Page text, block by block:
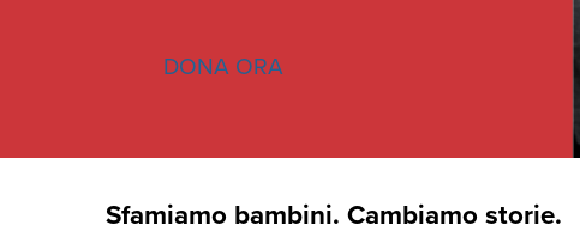
DONA ORA
Sfamiamo bambini. Cambiamo storie.